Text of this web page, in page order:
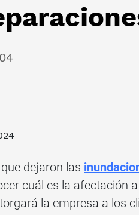
dejaron las
cuál es la afectación
la empresa a los